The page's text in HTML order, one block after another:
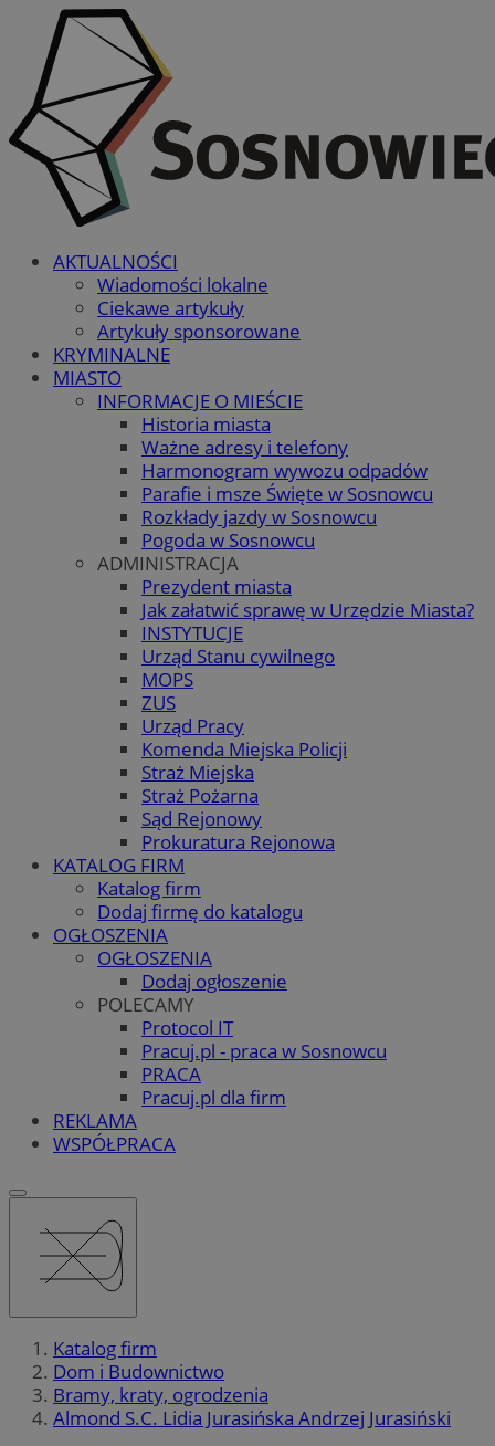
AKTUALNOŚCI
Wiadomości lokalne
Ciekawe artykuły
Artykuły sponsorowane
KRYMINALNE
MIASTO
INFORMACJE O MIEŚCIE
Historia miasta
Ważne adresy i telefony
Harmonogram wywozu odpadów
Parafie i msze Święte w Sosnowcu
Rozkłady jazdy w Sosnowcu
Pogoda w Sosnowcu
ADMINISTRACJA
Prezydent miasta
Jak załatwić sprawę w Urzędzie Miasta?
INSTYTUCJE
Urząd Stanu cywilnego
MOPS
ZUS
Urząd Pracy
Komenda Miejska Policji
Straż Miejska
Straż Pożarna
Sąd Rejonowy
Prokuratura Rejonowa
KATALOG FIRM
Katalog firm
Dodaj firmę do katalogu
OGŁOSZENIA
OGŁOSZENIA
Dodaj ogłoszenie
POLECAMY
Protocol IT
Pracuj.pl - praca w Sosnowcu
PRACA
Pracuj.pl dla firm
REKLAMA
WSPÓŁPRACA
Katalog firm
Dom i Budownictwo
Bramy, kraty, ogrodzenia
Almond S.C. Lidia Jurasińska Andrzej Jurasiński